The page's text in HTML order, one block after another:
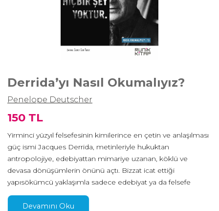
Derrida’yı Nasıl Okumalıyız?
Penelope Deutscher
150 TL
Yirminci yüzyıl felsefesinin kimilerince en çetin ve anlaşılması
güç ismi Jacques Derrida, metinleriyle hukuktan
antropolojiye, edebiyattan mimariye uzanan, köklü ve
devasa dönüşümlerin önünü açtı. Bizzat icat ettiği
yapısökümcü yaklaşımla sadece edebiyat ya da felsefe
metinlerinin değil, siyasal ve toplumsal konjonktürün, çok
daha kapsayıcı bir ifadeyle “anlam”ın kaygan, kendini
Devamını Oku